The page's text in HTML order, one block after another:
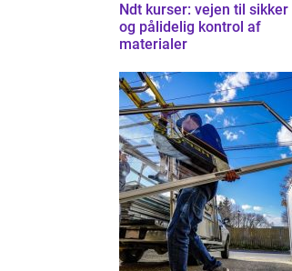
Ndt kurser: vejen til sikker
og pålidelig kontrol af
materialer